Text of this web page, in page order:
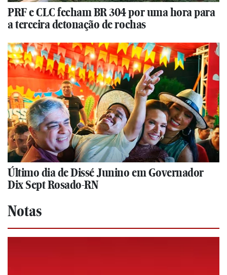
PRF e CLC fecham BR 304 por uma hora para
a terceira detonação de rochas
Último dia de Dissé Junino em Governador
Dix Sept Rosado-RN
Notas